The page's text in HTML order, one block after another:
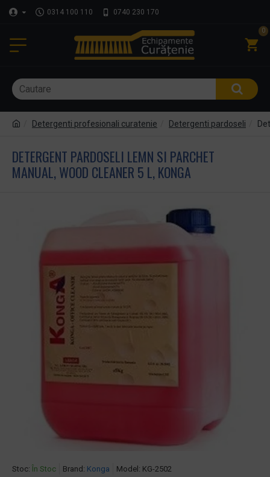
0314 100 110 0740 230 170
0
Detergenti profesionali curatenie Detergenti pardoseli
DETERGENT PARDOSELI LEMN SI PARCHET
MANUAL, WOOD CLEANER 5 L, KONGA
Stoc: În Stoc Brand: Konga Model: KG-2502